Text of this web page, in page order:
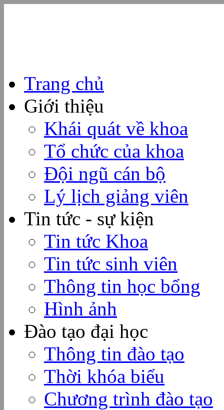
Trang chủ
Giới thiệu
Khái quát về khoa
Tổ chức của khoa
Đội ngũ cán bộ
Lý lịch giảng viên
Tin tức - sự kiện
Tin tức Khoa
Tin tức sinh viên
Thông tin học bổng
Hình ảnh
Đào tạo đại học
Thông tin đào tạo
Thời khóa biểu
Chương trình đào tạo